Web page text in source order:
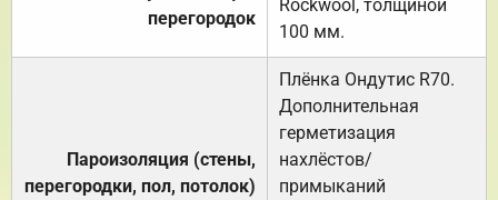
перегородок
Rockwool, толщиной
100 мм.
Пароизоляция (стены,
перегородки, пол, потолок)
Плёнка Ондутис R70.
Дополнительная
герметизация
нахлёстов/
примыканий